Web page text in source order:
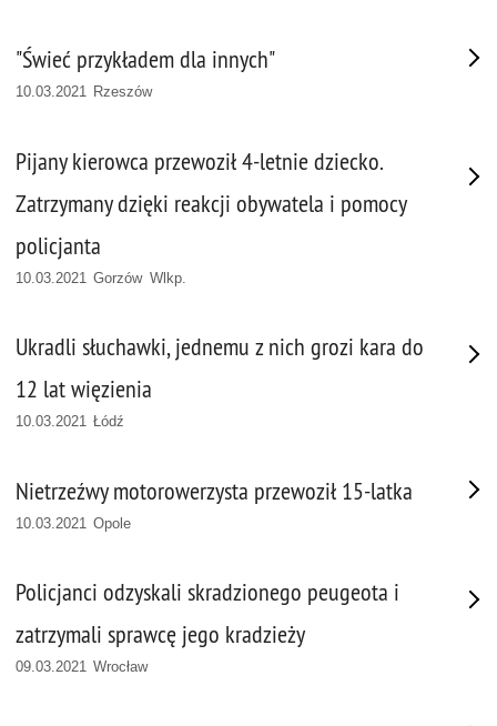
"Świeć przykładem dla innych"
10.03.2021 Rzeszów
Pijany kierowca przewoził 4-letnie dziecko.
Zatrzymany dzięki reakcji obywatela i pomocy
policjanta
10.03.2021 Gorzów Wlkp.
Ukradli słuchawki, jednemu z nich grozi kara do
12 lat więzienia
10.03.2021 Łódź
Nietrzeźwy motorowerzysta przewoził 15-latka
10.03.2021 Opole
Policjanci odzyskali skradzionego peugeota i
zatrzymali sprawcę jego kradzieży
09.03.2021 Wrocław